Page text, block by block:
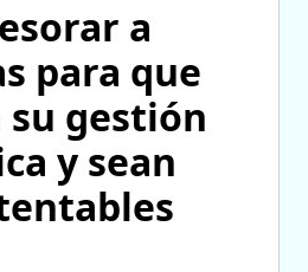
a
para que
gestión
y sean